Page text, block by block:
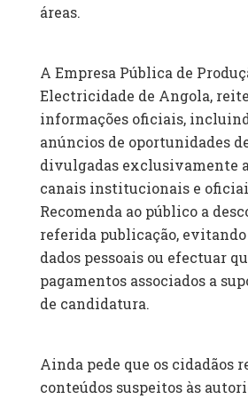
áreas.
A Empresa Pública de
Electricidade de Angola,
informações oficiais,
anúncios de oportunidades
divulgadas exclusivamente
canais institucionais e
Recomenda ao público a
referida publicação,
dados pessoais ou efectuar
pagamentos associados a
de candidatura.
Ainda pede que os cidadãos
conteúdos suspeitos às